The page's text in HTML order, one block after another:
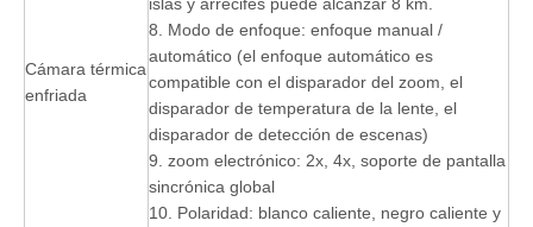
Cámara térmica
enfriada
8. Modo de enfoque: enfoque manual /
automático (el enfoque automático es
compatible con el disparador del zoom, el
disparador de temperatura de la lente, el
disparador de detección de escenas)
9. zoom electrónico: 2x, 4x, soporte de pantalla
sincrónica global
10. Polaridad: blanco caliente, negro caliente y